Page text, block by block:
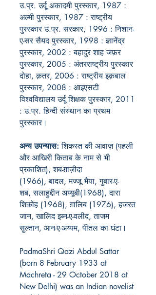
उ.प्र. उर्दू अकादमी पुरस्कार, 1987 :
अल्मी पुरस्कार, 1987 : राष्ट्रीय
पुरस्कार उ.प्र. सरकार, 1996 : निशान-
ए-सर सैयद पुरस्कार, 1998 : ज्ञानेंद्र
पुरस्कार, 2002 : बहादुर शाह जफ़र
पुरस्कार, 2005 : अंतरराष्ट्रीय पुरस्कार
दोहा, क़तर, 2006 : राष्ट्रीय इक़बाल
पुरस्कार, 2008 : आइएसटी
विश्वविद्यालय उर्दू शिक्षक पुरस्कार, 2011
: उ.प्र. हिन्दी संस्थान का प्रथम
पुरस्कार।
अन्य उपन्यास: शिकस्त की आवाज़ (पहली
और आखिरी किताब के नाम से भी
प्रकाशित), शब-ग़ाज़ीदा
(1966), बादल, मज्जू भैया, गुबार-ए-
शब, सलाहुद्दीन अय्यूबी(1968), दारा
शिकोह (1968), ग़ालिब (1976), हजरत
जान, खालिद इब्न-ए-वलीद, ताजम
सुल्तान, आन-ए-अय्यम, पीतल का घंटा।
PadmaShri Qazi Abdul Sattar
(born 8 February 1933 at
Machreta - 29 October 2018 at
New Delhi) was an Indian novelist